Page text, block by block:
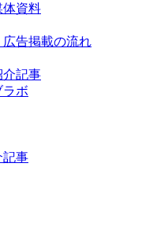
体資料
告掲載の流れ
介記事
ボ
記事